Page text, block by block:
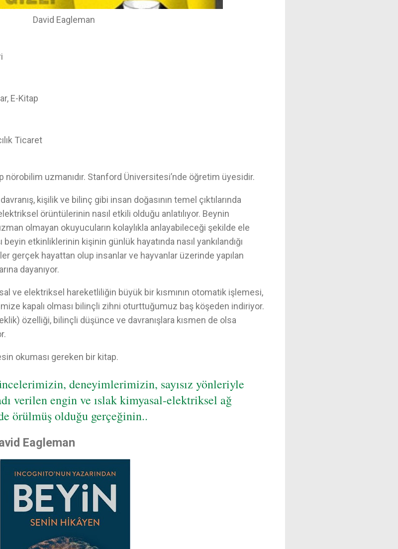
David Eagleman
E-Kitap
Ticaret
nörobilim uzmanıdır. Stanford Üniversitesi’nde öğretim üyesidir.
kişilik ve bilinç gibi insan doğasının temel çıktılarında
örüntülerinin nasıl etkili olduğu anlatılıyor. Beynin
olmayan okuyucuların kolaylıkla anlayabileceği şekilde ele
beyin etkinliklerinin kişinin günlük hayatında nasıl yankılandığı
gerçek hayattan olup insanlar ve hayvanlar üzerinde yapılan
dayanıyor.
ve elektriksel hareketliliğin büyük bir kısmının otomatik işlemesi,
kapalı olması bilinçli zihni oturttuğumuz baş köşeden indiriyor.
özelliği, bilinçli düşünce ve davranışlara kısmen de olsa
okuması gereken bir kitap.
deneyimlerimizin, sayısız yönleriyle
verilen engin ve ıslak kimyasal-elektriksel ağ
örülmüş olduğu gerçeğinin..
Eagleman